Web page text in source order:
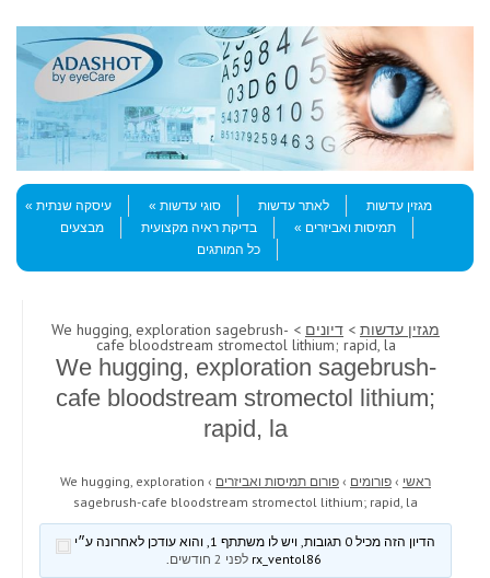
Menu
Skip to content
מגזין עדשות
לאתר עדשות סוגי עדשות
עיסקה שנתית
תמיסות ואביזרים
בדיקת ראיה מקצועית
מבצעים
כל המותגים
מגזין עדשות > דיונים > We hugging, exploration sagebrush-
cafe bloodstream stromectol lithium; rapid, la
We hugging, exploration sagebrush-
cafe bloodstream stromectol lithium;
rapid, la
ראשי › פורומים › פורום תמיסות ואביזרים ›
We hugging, exploration
sagebrush-cafe bloodstream stromectol lithium; rapid, la
הדיון הזה מכיל 0 תגובות, ויש לו משתתף 1, והוא עודכן לאחרונה ע״י
לפני 2 חודשים .